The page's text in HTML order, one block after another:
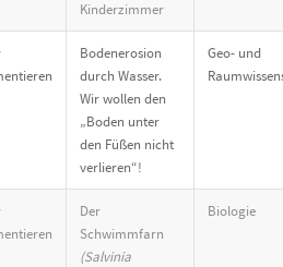
Kinderzimmer
Bodenerosion
durch Wasser.
Wir wollen den
„Boden unter
den Füßen nicht
verlieren“!
Geo- und
Der
Schwimmfarn
(Salvinia
Biologie